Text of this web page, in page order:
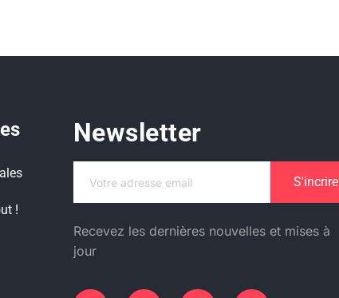
!
Newsletter
S'incrire
Recevez les dernières nouvelles et mises à
jour